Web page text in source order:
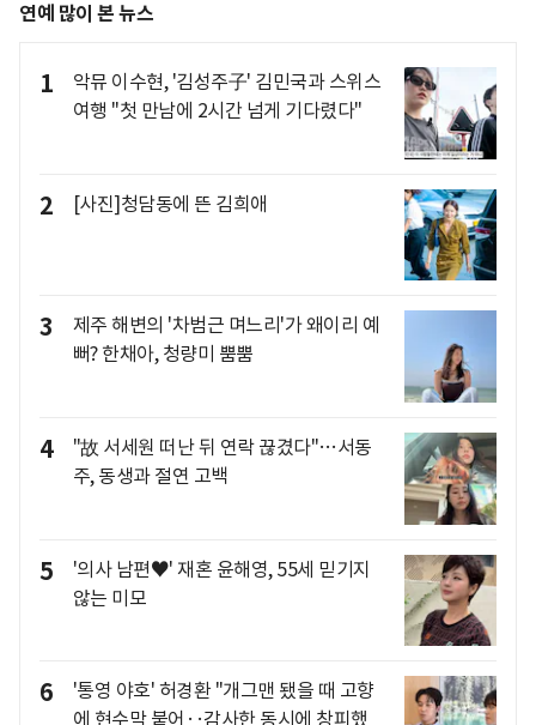
연예 많이 본 뉴스
1
악뮤 이수현, '김성주子' 김민국과 스위스
여행 "첫 만남에 2시간 넘게 기다렸다"
2 [사진]청담동에 뜬 김희애
3
제주 해변의 '차범근 며느리'가 왜이리 예
뻐? 한채아, 청량미 뿜뿜
4
"故 서세원 떠난 뒤 연락 끊겼다"…서동
주, 동생과 절연 고백
5
'의사 남편♥' 재혼 윤해영, 55세 믿기지
않는 미모
6
'통영 야호' 허경환 "개그맨 됐을 때 고향
에 현수막 붙어‥감사한 동시에 창피했